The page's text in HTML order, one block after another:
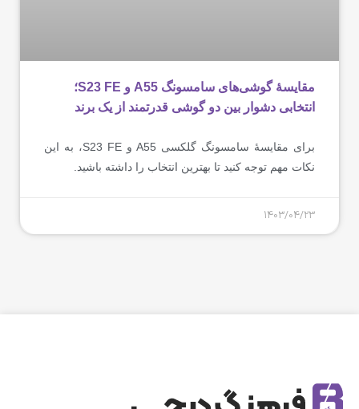
مقایسۀ گوشی‌های سامسونگ A55 و S23 FE؛
انتخابی دشوار بین دو گوشی قدرتمند از یک برند
برای مقایسۀ سامسونگ گلکسی A55 و S23 FE، به این
نکات مهم توجه کنید تا بهترین انتخاب را داشته باشید.
1403/04/23